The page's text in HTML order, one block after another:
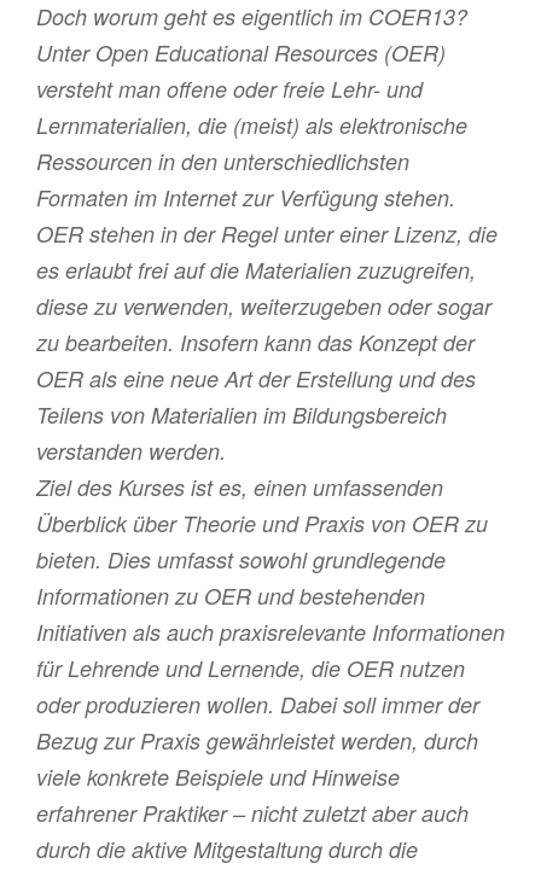
Doch worum geht es eigentlich im COER13?
Unter Open Educational Resources (OER)
versteht man offene oder freie Lehr- und
Lernmaterialien, die (meist) als elektronische
Ressourcen in den unterschiedlichsten
Formaten im Internet zur Verfügung stehen.
OER stehen in der Regel unter einer Lizenz, die
es erlaubt frei auf die Materialien zuzugreifen,
diese zu verwenden, weiterzugeben oder sogar
zu bearbeiten. Insofern kann das Konzept der
OER als eine neue Art der Erstellung und des
Teilens von Materialien im Bildungsbereich
verstanden werden.
Ziel des Kurses ist es, einen umfassenden
Überblick über Theorie und Praxis von OER zu
bieten. Dies umfasst sowohl grundlegende
Informationen zu OER und bestehenden
Initiativen als auch praxisrelevante Informationen
für Lehrende und Lernende, die OER nutzen
oder produzieren wollen. Dabei soll immer der
Bezug zur Praxis gewährleistet werden, durch
viele konkrete Beispiele und Hinweise
erfahrener Praktiker – nicht zuletzt aber auch
durch die aktive Mitgestaltung durch die